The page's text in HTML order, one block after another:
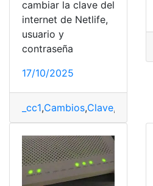
cambiar la clave del
internet de Netlife,
usuario y
contraseña
17/10/2025
_cc1,Cambios,Clave,